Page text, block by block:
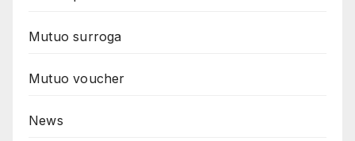
Mutuo surroga
Mutuo voucher
News